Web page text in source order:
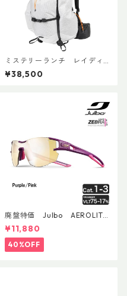
ミステリーランチ レイディ
ックス47
¥38,500
廃盤特価 Julbo AEROLITE
AsianFit
¥11,880
40%OFF